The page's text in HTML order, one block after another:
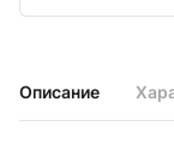
Описание